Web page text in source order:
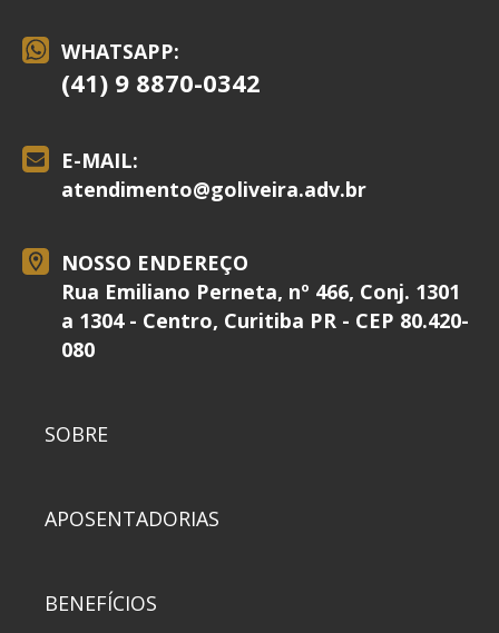
WHATSAPP:
(41) 9 8870-0342
E-MAIL:
atendimento@goliveira.adv.br
NOSSO ENDEREÇO
Rua Emiliano Perneta, nº 466, Conj. 1301
a 1304 - Centro, Curitiba PR - CEP 80.420-
080
SOBRE
APOSENTADORIAS
BENEFÍCIOS